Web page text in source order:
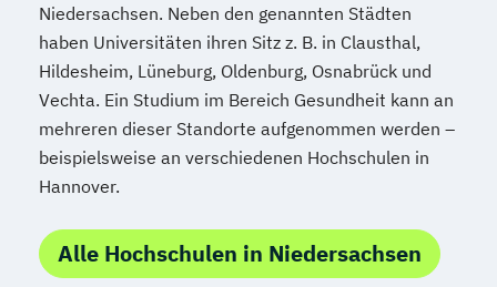
Niedersachsen. Neben den genannten Städten
haben Universitäten ihren Sitz z. B. in Clausthal,
Hildesheim, Lüneburg, Oldenburg, Osnabrück und
Vechta. Ein Studium im Bereich Gesundheit kann an
mehreren dieser Standorte aufgenommen werden –
beispielsweise an verschiedenen Hochschulen in
Hannover.
Alle Hochschulen in Niedersachsen